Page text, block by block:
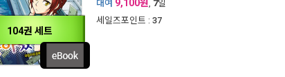
104권 세트
대여 9,100원, 7일
세일즈포인트 : 37